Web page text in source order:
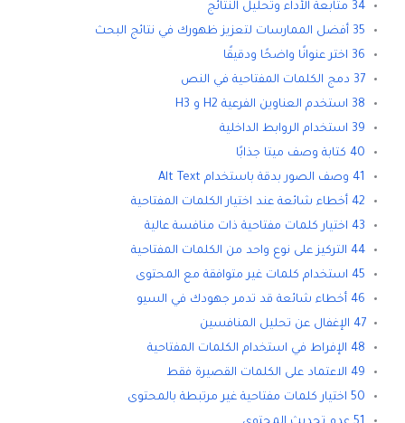
34 متابعة الأداء وتحليل النتائج
35 أفضل الممارسات لتعزيز ظهورك في نتائج البحث
36 اختر عنوانًا واضحًا ودقيقًا
37 دمج الكلمات المفتاحية في النص
38 استخدم العناوين الفرعية H2 و H3
39 استخدام الروابط الداخلية
40 كتابة وصف ميتا جذابًا
41 وصف الصور بدقة باستخدام Alt Text
42 أخطاء شائعة عند اختيار الكلمات المفتاحية
43 اختيار كلمات مفتاحية ذات منافسة عالية
44 التركيز على نوع واحد من الكلمات المفتاحية
45 استخدام كلمات غير متوافقة مع المحتوى
46 أخطاء شائعة قد تدمر جهودك في السيو
47 الإغفال عن تحليل المنافسين
48 الإفراط في استخدام الكلمات المفتاحية
49 الاعتماد على الكلمات القصيرة فقط
50 اختيار كلمات مفتاحية غير مرتبطة بالمحتوى